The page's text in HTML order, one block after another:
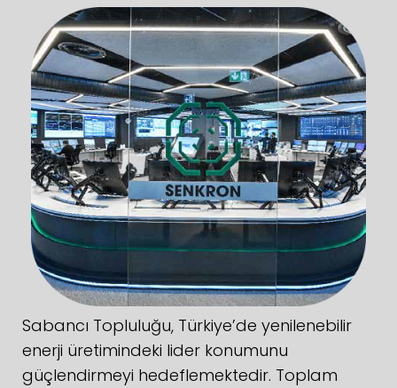
Sabancı Topluluğu, Türkiye’de yenilenebilir
enerji üretimindeki lider konumunu
güçlendirmeyi hedeflemektedir. Toplam